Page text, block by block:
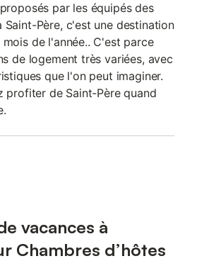
par les équipés des
Saint-Père, c'est une destination
de l'année.. C'est parce
de logement très variées, avec
que l'on peut imaginer.
profiter de Saint-Père quand
vacances à
Chambres d’hôtes